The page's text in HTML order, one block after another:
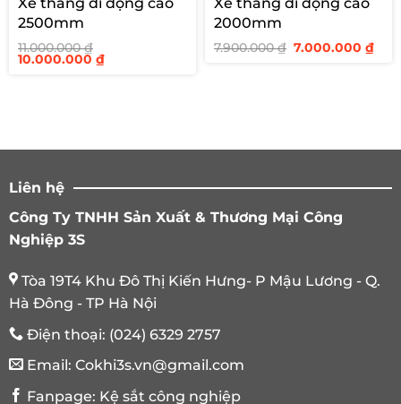
Xe thang di động cao
2500mm
11.000.000₫
Giá
10.000.000 ₫Giá
Xe thang di động cao
2000mm
7.900.000₫ Giá
7.000.000₫Giá
Liên hệ
Công Ty TNHH Sản Xuất & Thương Mại Công
Nghiệp 3S
Tòa 19T4 Khu Đô Thị Kiến Hưng- P Mậu Lương - Q.
Hà Đông - TP Hà Nội
Điện thoại: (024) 6329 2757
Email: Cokhi3s.vn@gmail.com
Fanpage: Kệ sắt công nghiệp